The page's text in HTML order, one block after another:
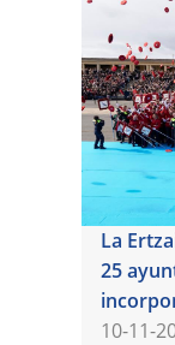
La
25
10-11-